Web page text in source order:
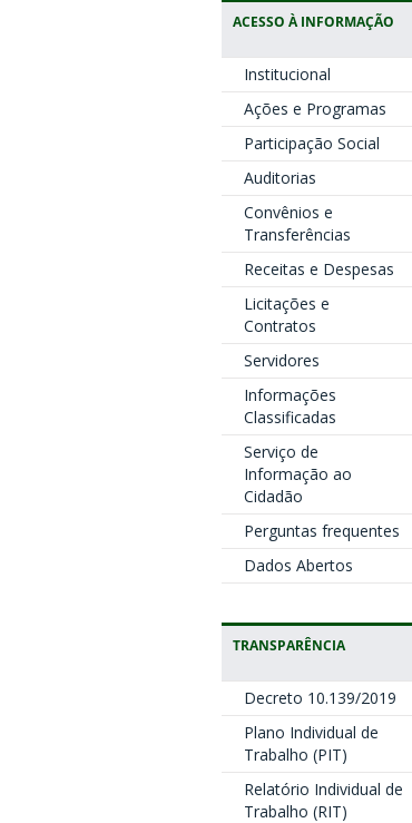
ACESSO À INFORMAÇÃO
Institucional
Ações e Programas
Participação Social
Auditorias
Convênios e
Transferências
Receitas e Despesas
Licitações e
Contratos
Servidores
Informações
Classificadas
Serviço de
Informação ao
Cidadão
Perguntas frequentes
Dados Abertos
TRANSPARÊNCIA
Decreto 10.139/2019
Plano Individual de
Trabalho (PIT)
Relatório Individual de
Trabalho (RIT)